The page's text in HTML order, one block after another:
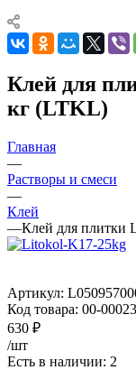
Клей для
кг (LTKL)
Главная
—
Растворы и смеси
—
Клей
—Клей для плитки
Артикул:
Код товара: 00-
630 ₽
/шт
Есть в наличии: 2